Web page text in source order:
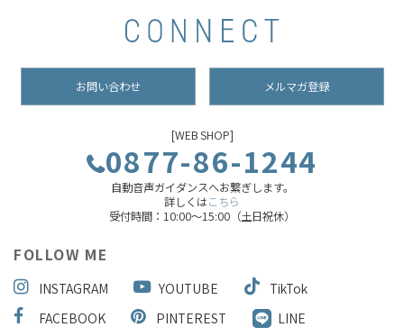
お問い合わせ メルマガ登録
[WEB SHOP]
0877-86-1244
自動音声ガイダンスへお繋ぎします。
詳しくはこちら
受付時間：10:00～15:00（土日祝休）
FOLLOW ME
INSTAGRAM YOUTUBE
TikTok
FACEBOOK
PINTEREST LINE